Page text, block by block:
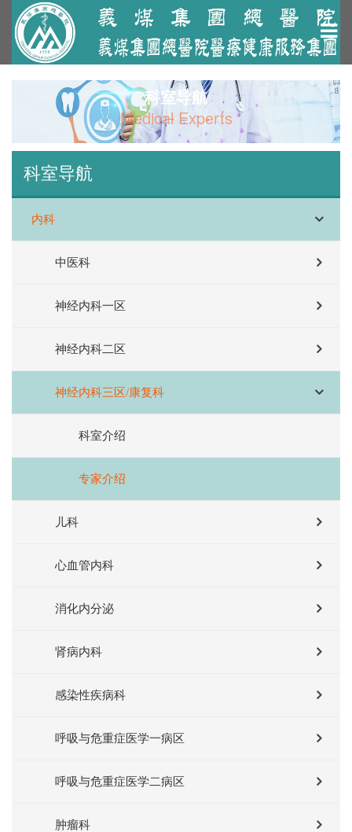
科室导航
Medical Experts
科室导航
内科
中医科
神经内科一区
神经内科二区
神经内科三区/康复科
科室介绍
专家介绍
儿科
心血管内科
消化内分泌
肾病内科
感染性疾病科
呼吸与危重症医学一病区
呼吸与危重症医学二病区
肿瘤科